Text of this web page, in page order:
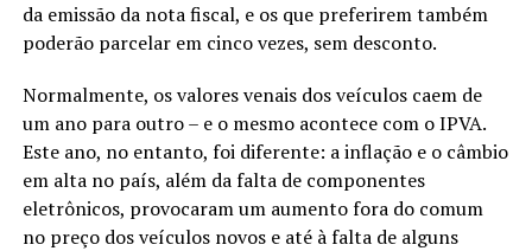
da emissão da nota fiscal, e os que preferirem também
poderão parcelar em cinco vezes, sem desconto.
Normalmente, os valores venais dos veículos caem de
um ano para outro – e o mesmo acontece com o IPVA.
Este ano, no entanto, foi diferente: a inflação e o câmbio
em alta no país, além da falta de componentes
eletrônicos, provocaram um aumento fora do comum
no preço dos veículos novos e até à falta de alguns